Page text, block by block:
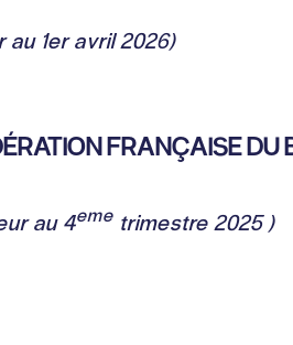
au 1er avril 2026)
FRANÇAISE DU
au 4eme trimestre 2025 )